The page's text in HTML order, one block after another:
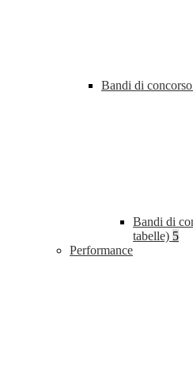
Bandi di concorso
Bandi di
tabelle) 5
Performance